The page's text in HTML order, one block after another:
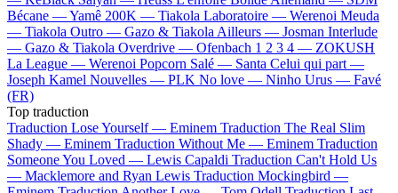
Bécane —Yamê 200K — Tiakola Laboratoire — Werenoi Meuda
— Tiakola Outro — Gazo & TiakolaAilleurs — Josman Interlude
— Gazo & Tiakola Overdrive — Ofenbach 1 2 3 4 — ZOKUSH
La League — Werenoi Popcorn Salé — Santa Celui qui part —
Joseph Kamel Nouvelles — PLK No love — Ninho Urus — Favé
(FR)
Top traduction
Traduction Lose Yourself — Eminem Traduction The Real Slim
Shady — Eminem Traduction Without Me — Eminem Traduction
Someone You Loved — Lewis Capaldi Traduction Can't Hold Us
— Macklemore and Ryan Lewis Traduction Mockingbird —